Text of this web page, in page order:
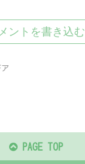
ントを書き込む
PAGE TOP